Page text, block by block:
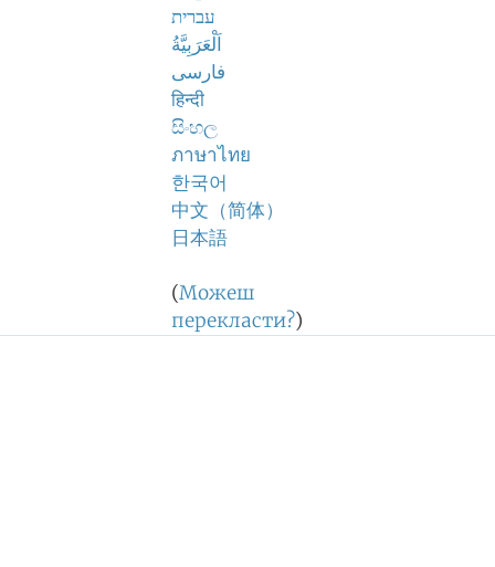
עברית
اَلْعَرَبِيَّةُ
فارسی
हिन्दी
සිංහල
ภาษาไทย
한국어
中文（简体）
日本語
(Можеш
перекласти?)